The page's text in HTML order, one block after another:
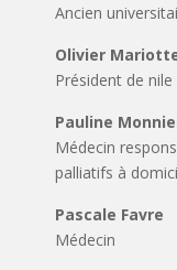
Ancien
Olivier
Président de nile
Pauline
Médecin
palliatifs à
Pascale Favre
Médecin